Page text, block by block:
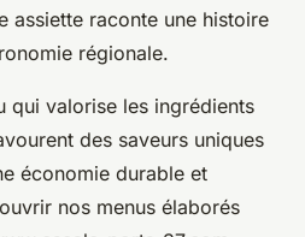
assiette raconte une histoire
régionale.
qui valorise les ingrédients
des saveurs uniques
économie durable et
nos menus élaborés